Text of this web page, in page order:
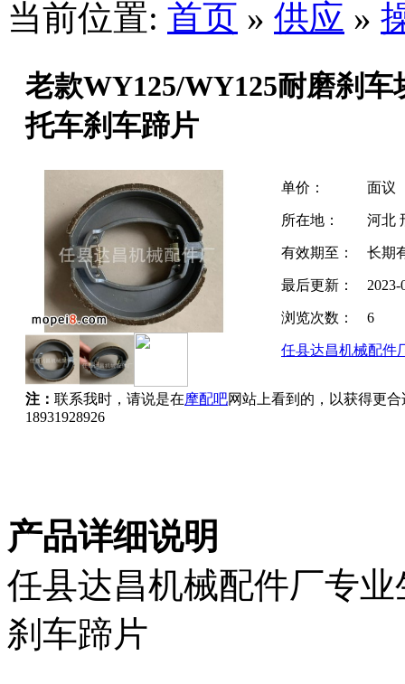
当前位置: 首页 » 供应 »
老款WY125/WY125耐磨刹车
托车刹车蹄片
单价： 面议
所在地： 河北
有效期至： 长期
最后更新： 2023-
浏览次数： 6
任县达昌机械配件
注： 联系我时，请说是在摩配吧网站上看到的，以获得更
18931928926
产品详细说明
任县达昌机械配件厂专
刹车蹄片